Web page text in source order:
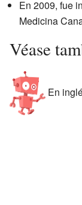
En 2009, fue
Medicina
Véase
En